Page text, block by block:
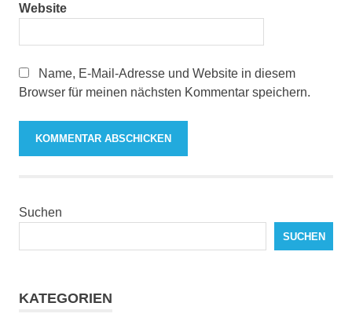
Website
Name, E-Mail-Adresse und Website in diesem
Browser für meinen nächsten Kommentar speichern.
Suchen
SUCHEN
KATEGORIEN